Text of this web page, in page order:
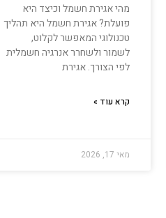
מהי אגירת חשמל וכיצד היא
פועלת? אגירת חשמל היא תהליך
טכנולוגי המאפשר לקלוט,
לשמור ולשחרר אנרגיה חשמלית
לפי הצורך. אגירת
קרא עוד »
מאי 17, 2026